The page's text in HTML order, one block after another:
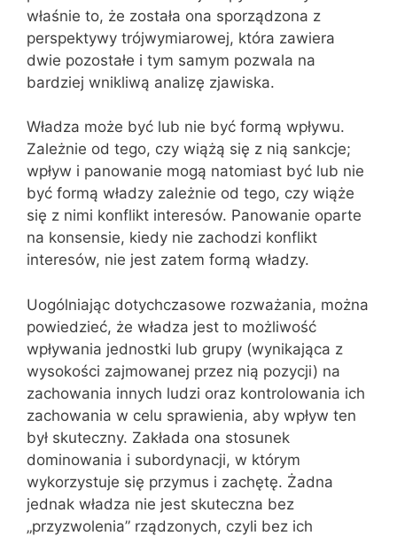
właśnie to, że została ona sporządzona z
perspektywy trójwymiarowej, która zawiera
dwie pozostałe i tym samym pozwala na
bardziej wnikliwą analizę zjawiska.
Władza może być lub nie być formą wpływu.
Zależnie od tego, czy wiążą się z nią sankcje;
wpływ i panowanie mogą natomiast być lub nie
być formą władzy zależnie od tego, czy wiąże
się z nimi konflikt interesów. Panowanie oparte
na konsensie, kiedy nie zachodzi konflikt
interesów, nie jest zatem formą władzy.
Uogólniając dotychczasowe rozważania, można
powiedzieć, że władza jest to możliwość
wpływania jednostki lub grupy (wynikająca z
wysokości zajmowanej przez nią pozycji) na
zachowania innych ludzi oraz kontrolowania ich
zachowania w celu sprawienia, aby wpływ ten
był skuteczny. Zakłada ona stosunek
dominowania i subordynacji, w którym
wykorzystuje się przymus i zachętę. Żadna
jednak władza nie jest skuteczna bez
„przyzwolenia” rządzonych, czyli bez ich